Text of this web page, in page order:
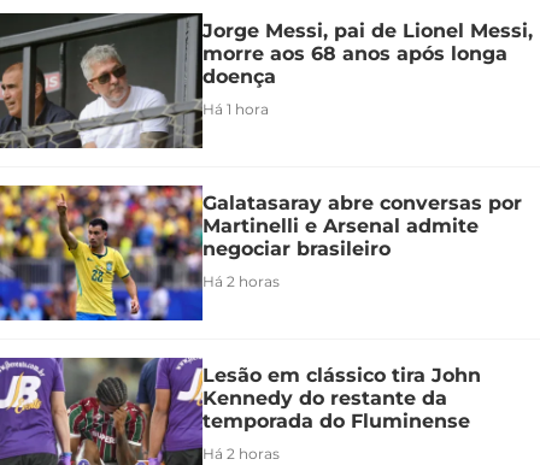
Jorge Messi, pai de Lionel Messi,
morre aos 68 anos após longa
doença
Há 1 hora
Galatasaray abre conversas por
Martinelli e Arsenal admite
negociar brasileiro
Há 2 horas
Lesão em clássico tira John
Kennedy do restante da
temporada do Fluminense
Há 2 horas